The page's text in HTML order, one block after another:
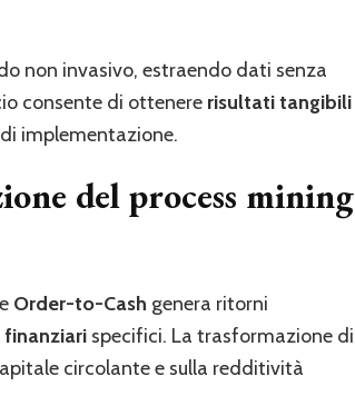
non invasivo, estraendo dati senza
consente di ottenere risultati tangibili
implementazione.
del process mining
e Order-to-Cash genera ritorni
finanziari specifici. La trasformazione di
circolante e sulla redditività